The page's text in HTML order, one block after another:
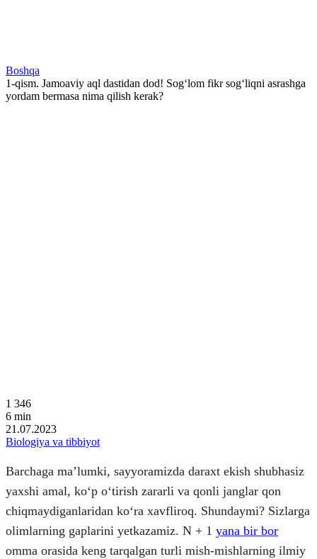
Boshqa
1-qism. Jamoaviy aql dastidan dod! Sog‘lom fikr sog‘liqni asrashga
yordam bermasa nima qilish kerak?
1 346
6 min
21.07.2023
Biologiya va tibbiyot
Barchaga maʼlumki, sayyoramizda daraxt ekish shubhasiz
yaxshi amal, koʻp oʻtirish zararli va qonli janglar qon
chiqmaydiganlaridan koʻra xavfliroq. Shundaymi? Sizlarga
olimlarning gaplarini yetkazamiz. N + 1 yana bir bor
omma orasida keng tarqalgan turli mish-mishlarning ilmiy